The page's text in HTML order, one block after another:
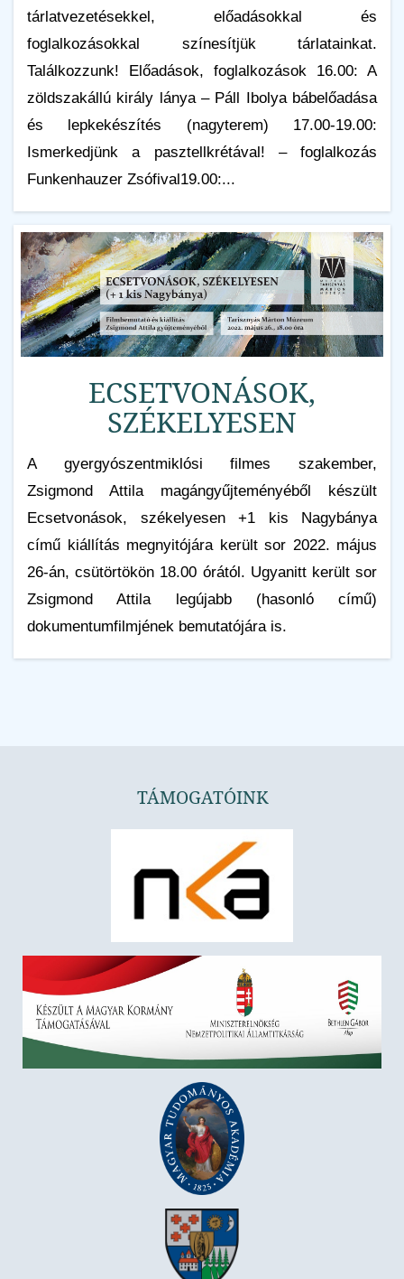
tárlatvezetésekkel, előadásokkal és
foglalkozásokkal színesítjük tárlatainkat.
Találkozzunk! Előadások, foglalkozások 16.00: A
zöldszakállú király lánya – Páll Ibolya bábelőadása
és lepkekészítés (nagyterem) 17.00-19.00:
Ismerkedjünk a pasztellkrétával! – foglalkozás
Funkenhauzer Zsófival19.00:...
ECSETVONÁSOK,
SZÉKELYESEN
A gyergyószentmiklósi filmes szakember,
Zsigmond Attila magángyűjteményéből készült
Ecsetvonások, székelyesen +1 kis Nagybánya
című kiállítás megnyitójára került sor 2022. május
26-án, csütörtökön 18.00 órától. Ugyanitt került sor
Zsigmond Attila legújabb (hasonló című)
dokumentumfilmjének bemutatójára is.
TÁMOGATÓINK